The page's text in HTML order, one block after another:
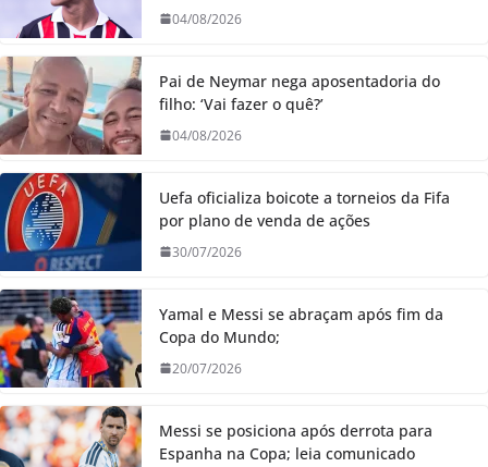
04/08/2026
Pai de Neymar nega aposentadoria do
filho: ‘Vai fazer o quê?’
04/08/2026
Uefa oficializa boicote a torneios da Fifa
por plano de venda de ações
30/07/2026
Yamal e Messi se abraçam após fim da
Copa do Mundo;
20/07/2026
Messi se posiciona após derrota para
Espanha na Copa; leia comunicado